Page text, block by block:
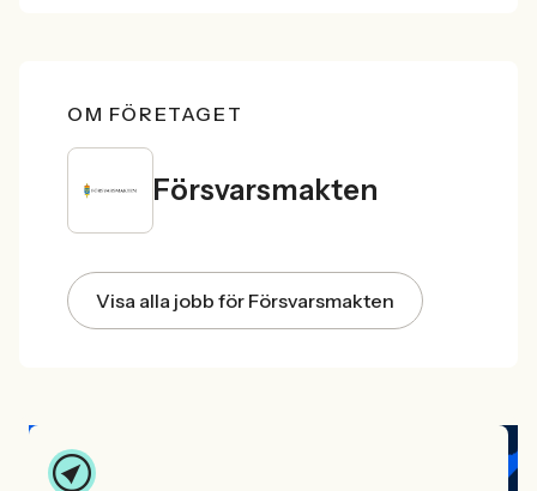
OM FÖRETAGET
Försvarsmakten
Visa alla jobb för Försvarsmakten